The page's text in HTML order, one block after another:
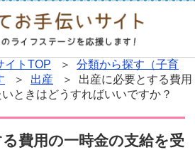
イトTOP ＞ 分類から探す（子育
＞ 出産 ＞ 出産に必要とする費用
ときはどうすればいいですか？
費用の一時金の支給を受